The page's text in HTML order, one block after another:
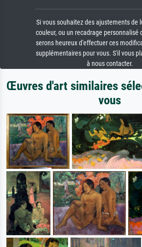
Si vous souhaitez des ajustements de
couleur, ou un recadrage personnalisé
serons heureux d'effectuer ces
supplémentaires pour vous. S'il vous
à nous contacter.
Œuvres d'art similaires
vous